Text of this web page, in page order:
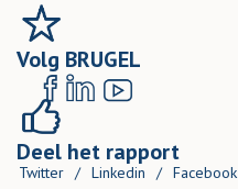
Volg BRUGEL
Deel het rapport
Twitter / Linkedin / Facebook